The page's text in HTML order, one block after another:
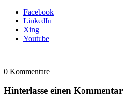
Facebook
LinkedIn
Xing
Youtube
0 Kommentare
Hinterlasse einen Kommentar